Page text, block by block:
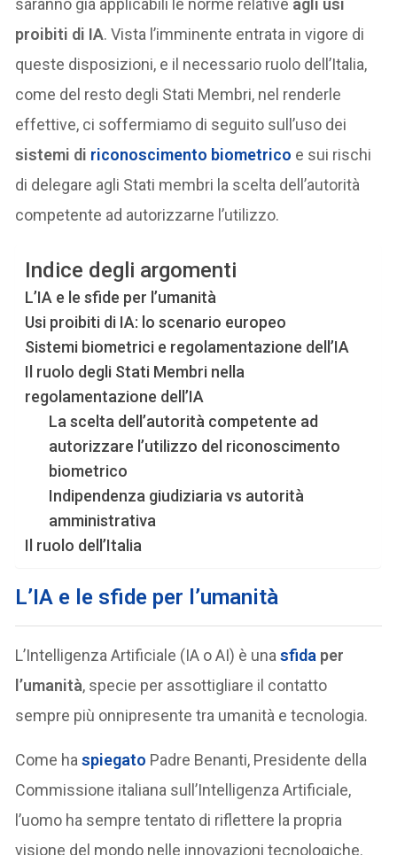
saranno già applicabili le norme relative agli usi
proibiti di IA. Vista l’imminente entrata in vigore di
queste disposizioni, e il necessario ruolo dell’Italia,
come del resto degli Stati Membri, nel renderle
effettive, ci soffermiamo di seguito sull’uso dei
sistemi di riconoscimento biometrico e sui rischi
di delegare agli Stati membri la scelta dell’autorità
competente ad autorizzarne l’utilizzo.
Indice degli argomenti
L’IA e le sfide per l’umanità
Usi proibiti di IA: lo scenario europeo
Sistemi biometrici e regolamentazione dell’IA
Il ruolo degli Stati Membri nella
regolamentazione dell’IA
La scelta dell’autorità competente ad
autorizzare l’utilizzo del riconoscimento
biometrico
Indipendenza giudiziaria vs autorità
amministrativa
Il ruolo dell’Italia
L’IA e le sfide per l’umanità
L’Intelligenza Artificiale (IA o AI) è unasfida per
l’umanità, specie per assottigliare il contatto
sempre più onnipresente tra umanità e tecnologia.
Come haspiegato Padre Benanti, Presidente della
Commissione italiana sull’Intelligenza Artificiale,
l’uomo ha sempre tentato di riflettere la propria
visione del mondo nelle innovazioni tecnologiche.